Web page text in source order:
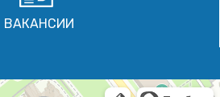
ВАКАНСИИ